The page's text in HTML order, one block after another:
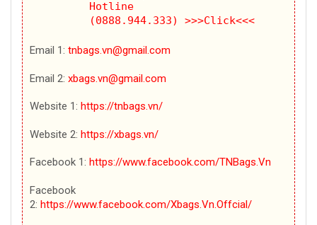
Hotline
(0888.944.333)
>>>Click<<<
Email 1: tnbags.vn@gmail.com
Email 2: xbags.vn@gmail.com
Website 1: https://tnbags.vn/
Website 2: https://xbags.vn/
Facebook 1: https://www.facebook.com/TNBags.Vn
Facebook
2: https://www.facebook.com/Xbags.Vn.Offcial/